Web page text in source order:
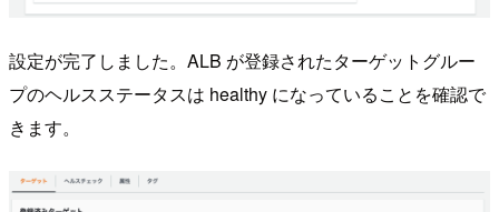
設定が完了しました。ALB が登録されたターゲットグルー
プのヘルスステータスは healthy になっていることを確認で
きます。